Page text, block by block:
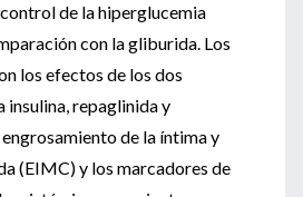
de la hiperglucemia
con la gliburida. Los
los efectos de los dos
insulina, repaglinida y
de la íntima y
(EIMC) y los marcadores de